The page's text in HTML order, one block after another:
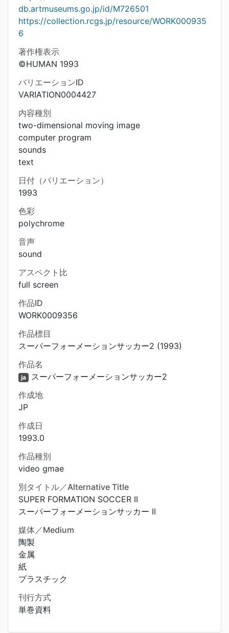
db.artmuseums.go.jp/id/M726501
https://collection.rcgs.jp/resource/WORK000935
6
著作権表示
©HUMAN 1993
バリエーションID
VARIATION0004427
内容種別
two-dimensional moving image
computer program
sounds
text
日付（バリエーション）
1993
色彩
polychrome
音声
sound
アスペクト比
full screen
作品ID
WORK0009356
作品標目
スーパーフォーメーションサッカー2 (1993)
作品名
ja スーパーフォーメーションサッカー2
作成地
JP
作成日
1993.0
作品種別
video gmae
別タイトル／Alternative Title
SUPER FORMATION SOCCER II
スーパーフォーメーションサッカー II
媒体／Medium
陶製
金属
紙
プラスチック
刊行方式
単巻資料